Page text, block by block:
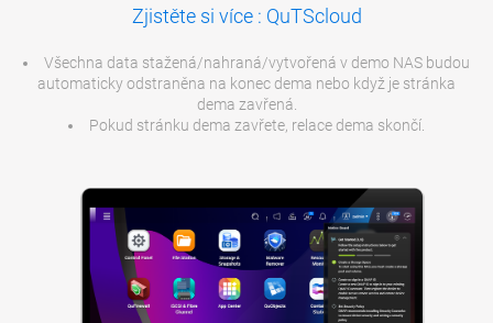
Zjistěte si více : QuTScloud
Všechna data stažená/nahraná/vytvořená v demo NAS budou
automaticky odstraněna na konec dema nebo když je stránka
dema zavřená.
Pokud stránku dema zavřete, relace dema skončí.